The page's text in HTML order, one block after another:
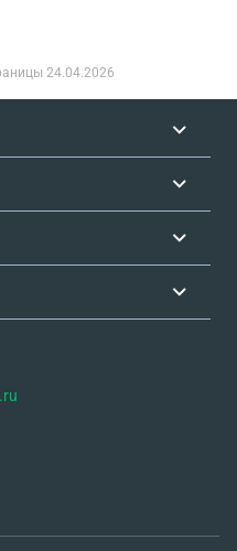
24.04.2026